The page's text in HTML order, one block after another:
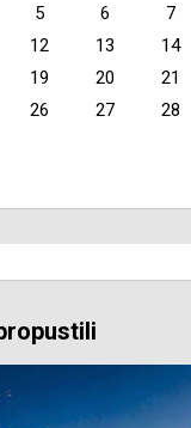
5 6 7
12 13 14
19 20 21
26 27 28